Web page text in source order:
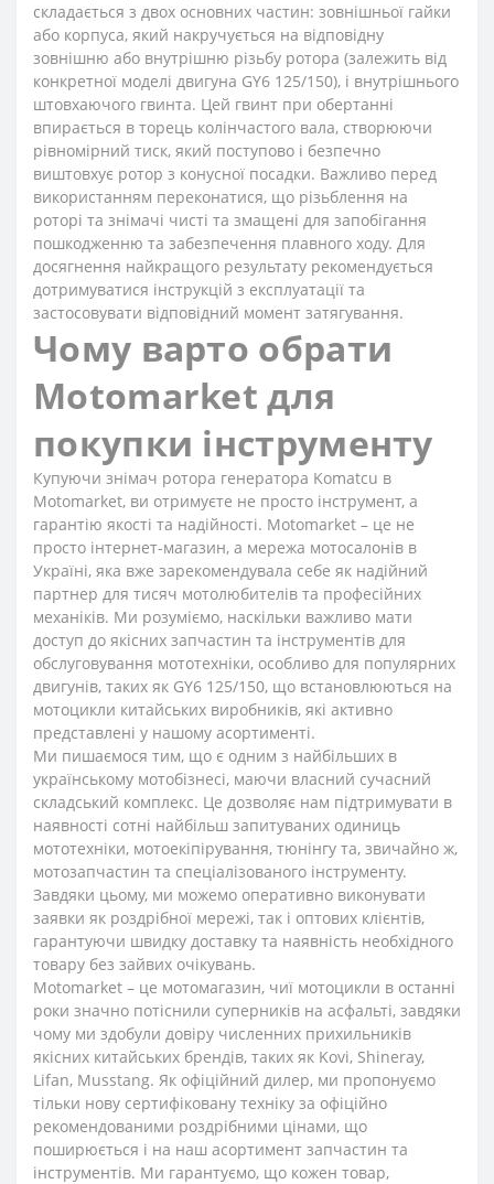
складається з двох основних частин: зовнішньої гайки
або корпуса, який накручується на відповідну
зовнішню або внутрішню різьбу ротора (залежить від
конкретної моделі двигуна GY6 125/150), і внутрішнього
штовхаючого гвинта. Цей гвинт при обертанні
впирається в торець колінчастого вала, створюючи
рівномірний тиск, який поступово і безпечно
виштовхує ротор з конусної посадки. Важливо перед
використанням переконатися, що різьблення на
роторі та знімачі чисті та змащені для запобігання
пошкодженню та забезпечення плавного ходу. Для
досягнення найкращого результату рекомендується
дотримуватися інструкцій з експлуатації та
застосовувати відповідний момент затягування.
Чому варто обрати
Motomarket для
покупки інструменту
Купуючи знімач ротора генератора Komatcu в
Motomarket, ви отримуєте не просто інструмент, а
гарантію якості та надійності. Motomarket – це не
просто інтернет-магазин, а мережа мотосалонів в
Україні, яка вже зарекомендувала себе як надійний
партнер для тисяч мотолюбителів та професійних
механіків. Ми розуміємо, наскільки важливо мати
доступ до якісних запчастин та інструментів для
обслуговування мототехніки, особливо для популярних
двигунів, таких як GY6 125/150, що встановлюються на
мотоцикли китайських виробників, які активно
представлені у нашому асортименті.
Ми пишаємося тим, що є одним з найбільших в
українському мотобізнесі, маючи власний сучасний
складський комплекс. Це дозволяє нам підтримувати в
наявності сотні найбільш запитуваних одиниць
мототехніки, мотоекіпірування, тюнінгу та, звичайно ж,
мотозапчастин та спеціалізованого інструменту.
Завдяки цьому, ми можемо оперативно виконувати
заявки як роздрібної мережі, так і оптових клієнтів,
гарантуючи швидку доставку та наявність необхідного
товару без зайвих очікувань.
Motomarket – це мотомагазин, чиї мотоцикли в останні
роки значно потіснили суперників на асфальті, завдяки
чому ми здобули довіру численних прихильників
якісних китайських брендів, таких як Kovi, Shineray,
Lifan, Musstang. Як офіційний дилер, ми пропонуємо
тільки нову сертифіковану техніку за офіційно
рекомендованими роздрібними цінами, що
поширюється і на наш асортимент запчастин та
інструментів. Ми гарантуємо, що кожен товар,